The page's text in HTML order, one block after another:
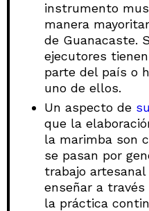
instrumento
manera
de Guanacaste.
ejecutores
parte del país o
uno de ellos.
Un aspecto de
que la
la marimba son
se pasan por
trabajo
enseñar a
la práctica